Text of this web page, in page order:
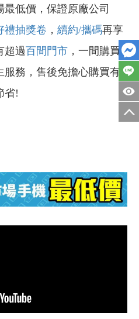
低價，保證原廠公司
禮抽獎卷 ， 續約/攜碼再享
超過百間門市 ，一間購買
務，售後免擔心購買有
省!